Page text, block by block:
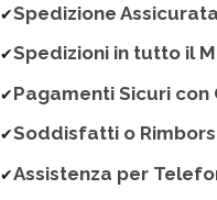
✔Spedizione
✔Spedizioni in tutto il
✔Pagamenti Sicuri
✔Soddisfatti o
✔Assistenza per